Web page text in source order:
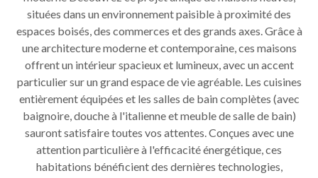
situées dans un environnement paisible à proximité des
espaces boisés, des commerces et des grands axes. Grâce à
une architecture moderne et contemporaine, ces maisons
offrent un intérieur spacieux et lumineux, avec un accent
particulier sur un grand espace de vie agréable. Les cuisines
entièrement équipées et les salles de bain complètes (avec
baignoire, douche à l'italienne et meuble de salle de bain)
sauront satisfaire toutes vos attentes. Conçues avec une
attention particulière à l'efficacité énergétique, ces
habitations bénéficient des dernières technologies,